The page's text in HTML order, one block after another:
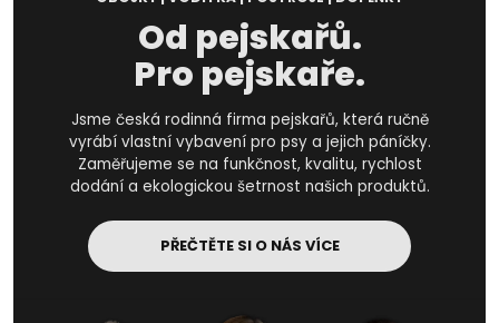
Od pejskařů.
Pro pejskaře.
Jsme česká rodinná firma pejskařů, která ručně
vyrábí vlastní vybavení pro psy a jejich páníčky.
Zaměřujeme se na funkčnost, kvalitu, rychlost
dodání a ekologickou šetrnost našich produktů.
PŘEČTĚTE SI O NÁS VÍCE